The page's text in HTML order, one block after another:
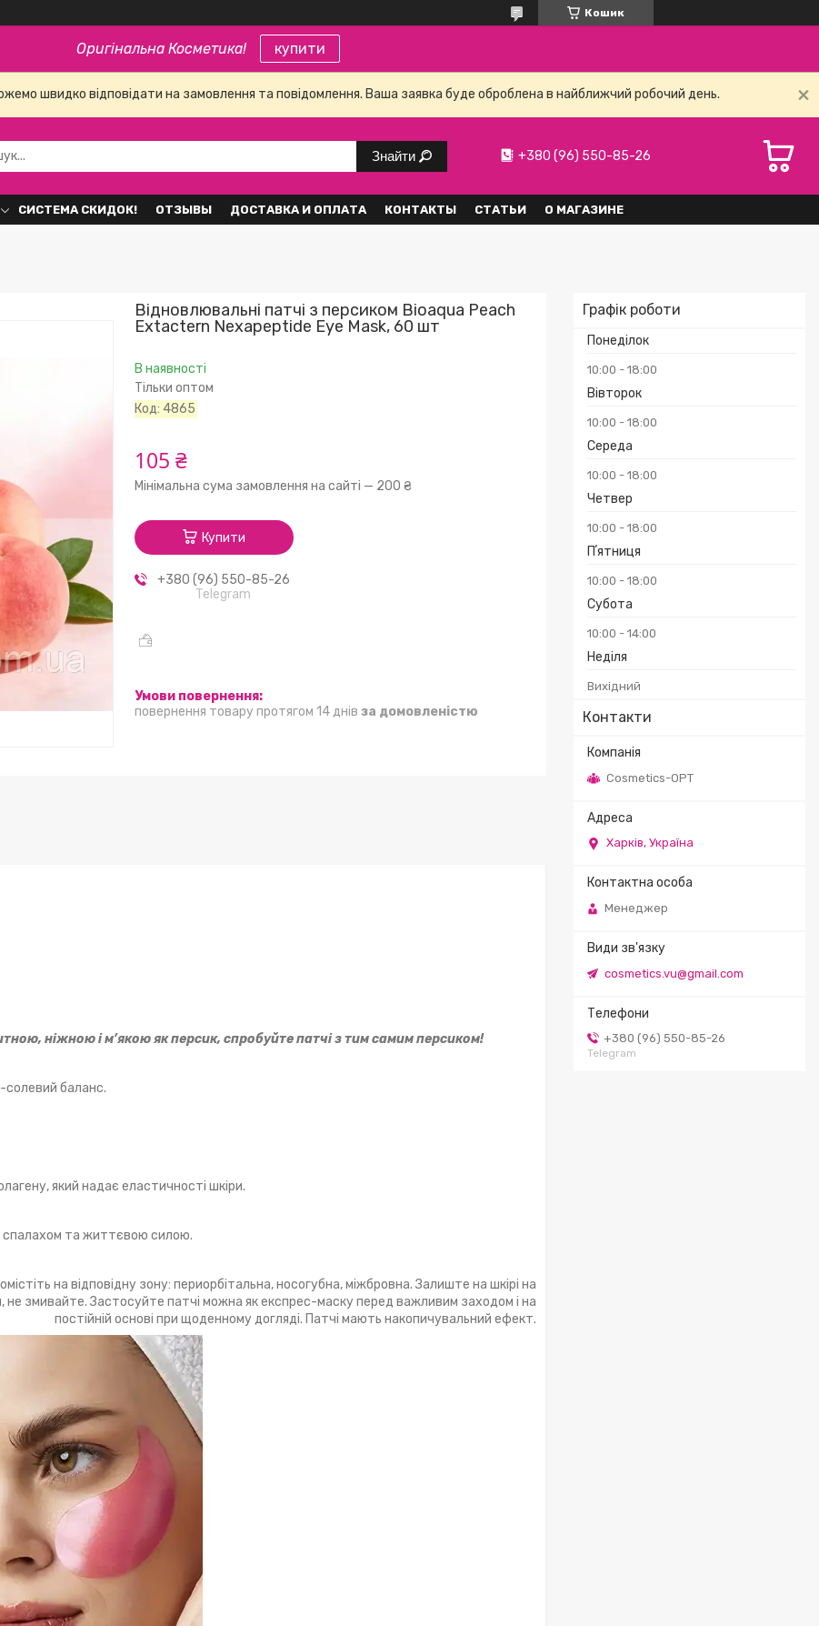
Кошик
Оригінальна Косметика! купити
швидко відповідати на замовлення та повідомлення. Ваша заявка буде оброблена в найближчий робочий день.
Знайти +380 (96) 550-85-26
СИСТЕМА СКИДОК! ОТЗЫВЫ ДОСТАВКА И ОПЛАТА КОНТАКТЫ СТАТЬИ О МАГАЗИНЕ
Графік роботи
Понеділок
10:00 18:00
Вівторок
10:00 18:00
Середа
10:00 18:00
Четвер
10:00 18:00
Пʼятниця
10:00 18:00
Субота
10:00 14:00
Неділя
Вихідний
Контакти
Cosmetics-OPT
Харків, Україна
Менеджер
cosmetics.vu@gmail.com
+380 (96) 550-85-26
Telegram
Відновлювальні патчі з персиком Bioaqua Peach
Extactern Nexapeptide Eye Mask, 60 шт
В наявності
Тільки оптом
Код: 4865
105 ₴
Мінімальна сума замовлення на сайті — 200 ₴
Купити
+380 (96) 550-85-26
Telegram
повернення товару протягом 14 днів за домовленістю
ніжною і м’якою як персик, спробуйте патчі з тим самим персиком!
баланс.
який надає еластичності шкіри.
спалахом та життєвою силою.
на відповідну зону: периорбітальна, носогубна, міжбровна. Залиште на шкірі на
змивайте. Застосуйте патчі можна як експрес-маску перед важливим заходом і на
постійній основі при щоденному догляді. Патчі мають накопичувальний ефект.